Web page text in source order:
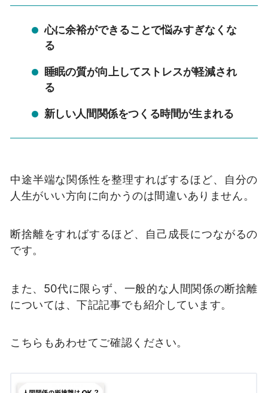
心に余裕ができることで悩みすぎなくな
る
睡眠の質が向上してストレスが軽減され
る
新しい人間関係をつくる時間が生まれる
中途半端な関係性を整理すればするほど、自分の
人生がいい方向に向かうのは間違いありません。
断捨離をすればするほど、自己成長につながるの
です。
また、50代に限らず、一般的な人間関係の断捨離
については、下記記事でも紹介しています。
こちらもあわせてご確認ください。